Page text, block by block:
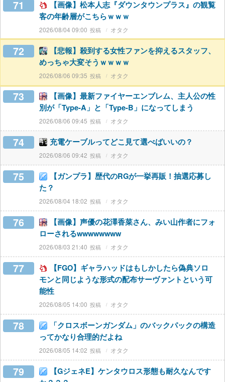
71
【画像】松本人志『ダウンタウンプラス』の観覧
客の年齢層がこちらｗｗｗ
2026/08/04 09:00 オタク
72
【悲報】殺到する女性ファンを抑えるスタッフ、
めっちゃ大変そうｗｗｗｗ
2026/08/06 09:35 オタク
73
【画像】最新ファイヤーエンブレム、主人公の性
別が「Type-A」と「Type-B」になってしまう
2026/08/06 09:45 オタク
74 充電ケーブルってどこ見て選べばいいの？
2026/08/06 09:42 オタク
75
【ガンプラ】歴代のRGが一挙再販！抽選応募し
た？
2026/08/04 18:02 オタク
76
【画像】声優の花澤香菜さん、みい山作者にフォ
ローされるwwwwwwww
2026/08/03 21:40 オタク
77
【FGO】ギャラハッドはもしかしたら偽典ソロ
モンと同じような形式の配布サーヴァントという可
能性
2026/08/05 14:00 オタク
78
「クロスボーンガンダム」のバックパックの構造
ってかなり合理的だよね
2026/08/05 14:02 オタク
79
【GジェネE】ケンタウロス形態も耐久なんです